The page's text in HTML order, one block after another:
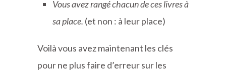
Vous avez rangé chacun de ces livres à
sa place. (et non : à leur place)
Voilà vous avez maintenant les clés
pour ne plus faire d’erreur sur les